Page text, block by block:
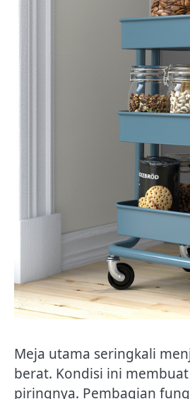
Meja utama seringkali
berat. Kondisi ini
piringnya. Pembagian